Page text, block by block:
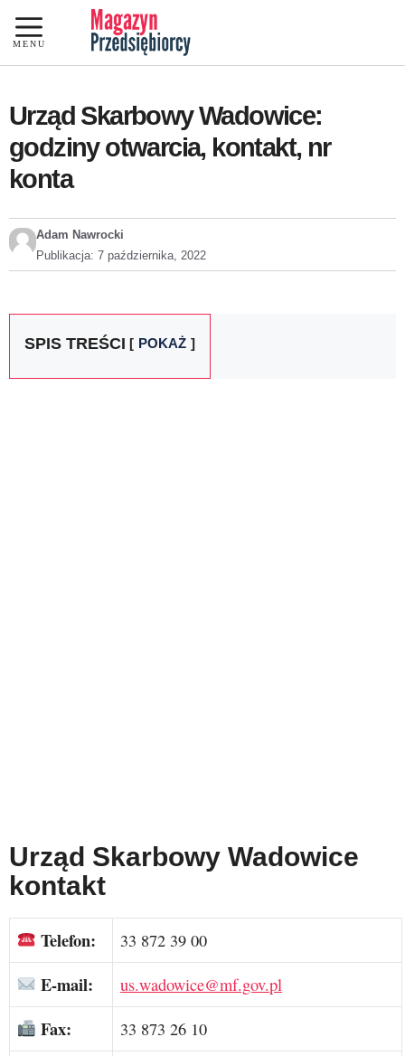
Przejdź
do
treści
MENU
Urząd Skarbowy Wadowice:
godziny otwarcia, kontakt, nr
konta
Adam Nawrocki
Publikacja: 7 października, 2022
SPIS TREŚCI POKAŻ
Urząd Skarbowy Wadowice
kontakt
Telefon: 33 872 39 00
E-mail: us.wadowice@mf.gov.pl
Fax: 33 873 26 10